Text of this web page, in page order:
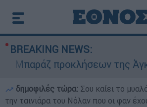
BREAKING NEWS:
προκλήσεων της
δημοφιλές τώρα: Σου καίει το
την ταινιάρα του Νόλαν που οι φαν